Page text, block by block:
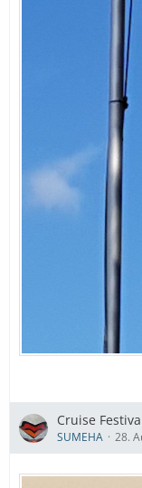
Cruise
SUMEHA 28.